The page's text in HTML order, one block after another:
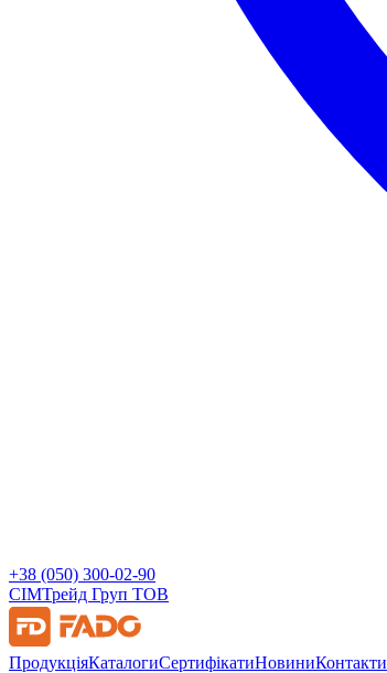
+38 (050) 300-02-90
СІМТрейд Груп ТОВ
ПродукціяКаталогиСертифікатиНовиниКонтакти